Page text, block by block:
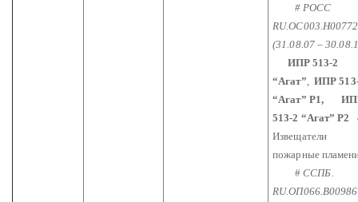
# РОСС
RU.ОС003.Н00772
(31.08.07 –
ИПР 513-2
“Агат”
ИПР
“Агат” Р1,
513-2 “Агат” Р2
Извещатели
пожарные
#ССПБ.
RU.ОП066.В00986